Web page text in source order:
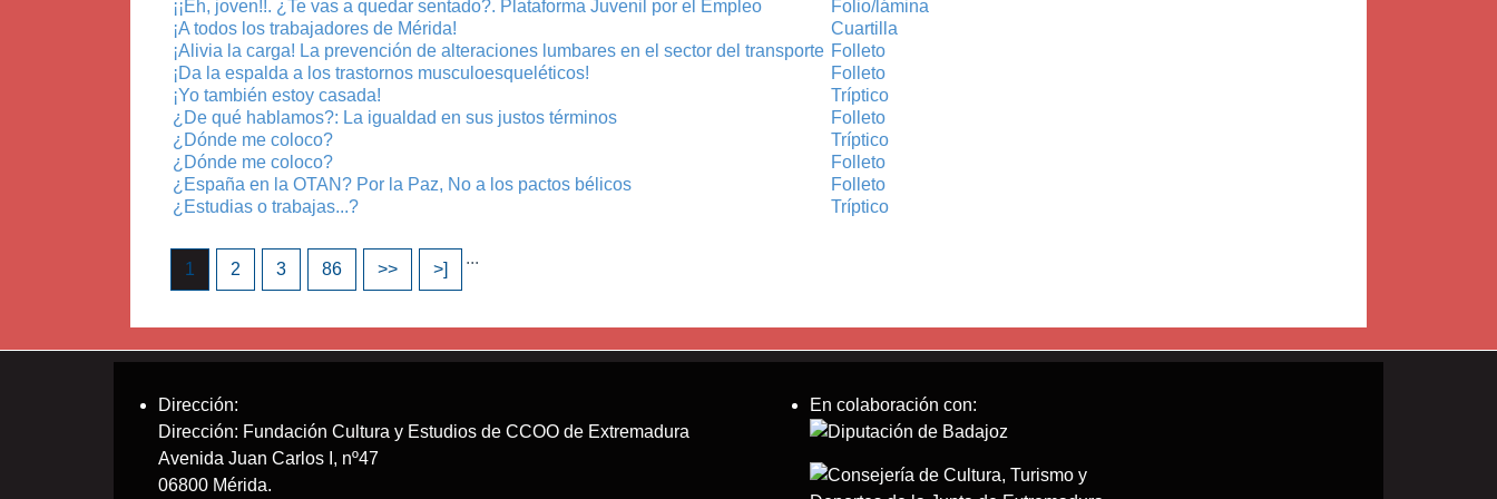
¡¡Eh, joven!!. ¿Te vas a quedar sentado?. Plataforma Juvenil por el Empleo
Folio/lámina
¡A todos los trabajadores de Mérida!
Cuartilla
¡Alivia la carga! La prevención de alteraciones lumbares en el sector del transporte Folleto
¡Da la espalda a los trastornos musculoesqueléticos!
Folleto
¡Yo también estoy casada!
Tríptico
¿De qué hablamos?: La igualdad en sus justos términos
Folleto
¿Dónde me coloco?
Tríptico
¿Dónde me coloco?
Folleto
¿España en la OTAN? Por la Paz, No a los pactos bélicos
Folleto
¿Estudias o trabajas...?
Tríptico
1 2 3
...
86 >> >]
Dirección:
Dirección: Fundación Cultura y Estudios de CCOO de Extremadura
Avenida Juan Carlos I, nº47
06800 Mérida.
En colaboración con: